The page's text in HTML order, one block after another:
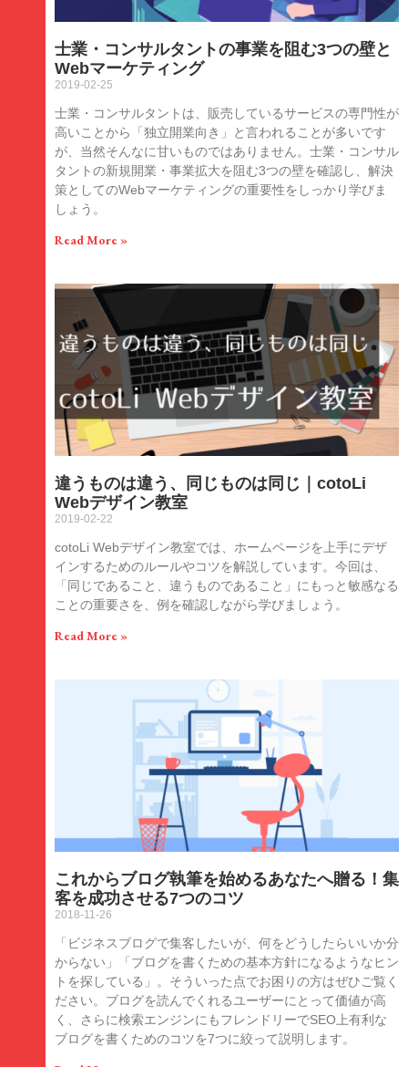
士業・コンサルタントの事業を阻む3つの壁と
Webマーケティング
2019-02-25
士業・コンサルタントは、販売しているサービスの専門性が
高いことから「独立開業向き」と言われることが多いです
が、当然そんなに甘いものではありません。士業・コンサル
タントの新規開業・事業拡大を阻む3つの壁を確認し、解決
策としてのWebマーケティングの重要性をしっかり学びま
しょう。
Read More »
違うものは違う、同じものは同じ｜cotoLi
Webデザイン教室
2019-02-22
cotoLi Webデザイン教室では、ホームページを上手にデザ
インするためのルールやコツを解説しています。今回は、
「同じであること、違うものであること」にもっと敏感なる
ことの重要さを、例を確認しながら学びましょう。
Read More »
これからブログ執筆を始めるあなたへ贈る！集
客を成功させる7つのコツ
2018-11-26
「ビジネスブログで集客したいが、何をどうしたらいいか分
からない」「ブログを書くための基本方針になるようなヒン
トを探している」。そういった点でお困りの方はぜひご覧く
ださい。ブログを読んでくれるユーザーにとって価値が高
く、さらに検索エンジンにもフレンドリーでSEO上有利な
ブログを書くためのコツを7つに絞って説明します。